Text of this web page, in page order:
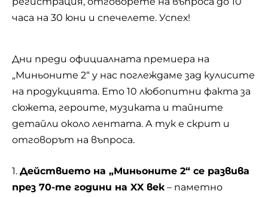
часа на 30 юни и спечелете. Успех!
Дни преди официалната премиера на
„Миньоните 2“ у нас поглеждаме зад кулисите
на продукцията. Ето 10 любопитни факта за
сюжета, героите, музиката и тайните
детайли около лентата. А тук е скрит и
отговорът на въпроса.
1. Действието на „Миньоните 2“ се развива
през 70-те години на XX век – паметно